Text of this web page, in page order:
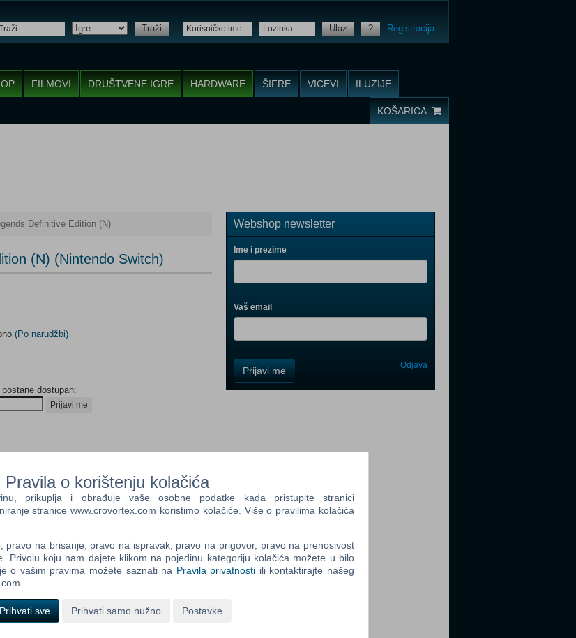
Traži Ulaz ? Registracija
FILMOVI DRUŠTVENE IGRE HARDWARE ŠIFRE VICEVI ILUZIJE
KOŠARICA
Definitive Edition (N)
(N) (Nintendo Switch)
(Po narudžbi)
dostupan:
Prijavi me
Webshop newsletter
Ime i prezime
Vaš email
Field
One
Newsletter
Control
Field
Prijavi me Odjava
Pravila o korištenju kolačića
prikuplja i obrađuje vaše osobne podatke kada pristupite stranici
stranice www.crovortex.com koristimo kolačiće. Više o pravilima kolačića
pravo na brisanje, pravo na ispravak, pravo na prigovor, pravo na prenosivost
Privolu koju nam dajete klikom na pojedinu kategoriju kolačića možete u bilo
o vašim pravima možete saznati na Pravila privatnosti ili kontaktirajte našeg
Prihvati sve Prihvati samo nužno Postavke